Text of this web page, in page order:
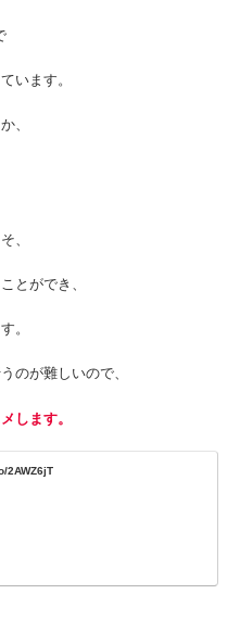
います。
、
、
とができ、
。
のが難しいので、
します。
2AWZ6jT